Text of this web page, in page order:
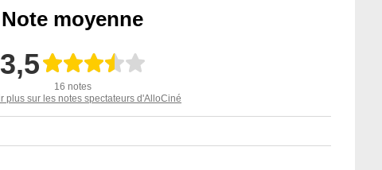
Note moyenne
3,5
16 notes
plus sur les notes spectateurs d'AlloCiné